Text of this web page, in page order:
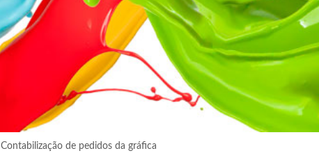
Contabilização de pedidos da gráfica